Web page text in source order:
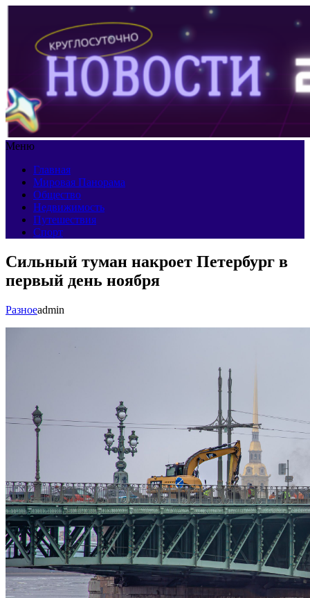
Меню
Главная
Мировая Панорама
Общество
Недвижимость
Путешествия
Спорт
Сильный туман накроет Петербург в
первый день ноября
Разноеadmin